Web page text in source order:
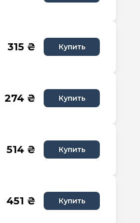
315 ₴ Купить
274 ₴ Купить
514 ₴ Купить
451 ₴ Купить